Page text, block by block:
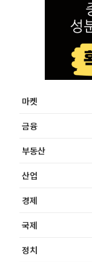
마켓
금융
부동산
산업
경제
국제
정치